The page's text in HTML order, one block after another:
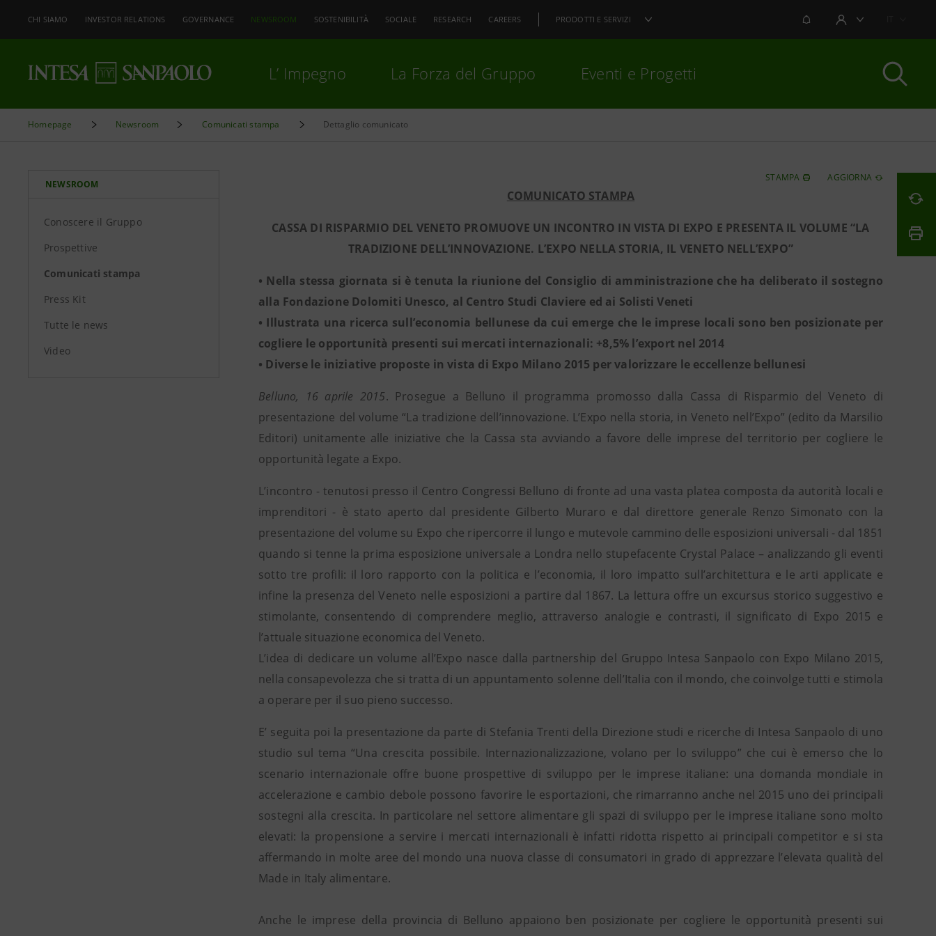
CHI SIAMO INVESTOR RELATIONS GOVERNANCE NEWSROOM SOSTENIBILITÀ SOCIALE RESEARCH CAREERS PRODOTTI E SERVIZI NOTIFICHEAREA UTENTE
L’ Impegno La Forza del Gruppo Eventi e Progetti
Homepage Newsroom Comunicati stampa Dettaglio comunicato
NEWSROOM
Conoscere il Gruppo
Prospettive
Comunicati stampa
Press Kit
Tutte le news
Video
STAMPA AGGIORNA
COMUNICATO STAMPA
CASSA DI RISPARMIO DEL VENETO PROMUOVE UN INCONTRO IN VISTA DI EXPO E PRESENTA IL VOLUME “LA
TRADIZIONE DELL’INNOVAZIONE. L’EXPO NELLA STORIA, IL VENETO NELL’EXPO”
• Nella stessa giornata si è tenuta la riunione del Consiglio di amministrazione che ha deliberato il sostegno
alla Fondazione Dolomiti Unesco, al Centro Studi Claviere ed ai Solisti Veneti
• Illustrata una ricerca sull’economia bellunese da cui emerge che le imprese locali sono ben posizionate per
cogliere le opportunità presenti sui mercati internazionali: +8,5% l’export nel 2014
• Diverse le iniziative proposte in vista di Expo Milano 2015 per valorizzare le eccellenze bellunesi
Belluno, 16 aprile 2015. Prosegue a Belluno il programma promosso dalla Cassa di Risparmio del Veneto di
presentazione del volume “La tradizione dell’innovazione. L’Expo nella storia, in Veneto nell’Expo” (edito da Marsilio
Editori) unitamente alle iniziative che la Cassa sta avviando a favore delle imprese del territorio per cogliere le
opportunità legate a Expo.
L’incontro - tenutosi presso il Centro Congressi Belluno di fronte ad una vasta platea composta da autorità locali e
imprenditori - è stato aperto dal presidente Gilberto Muraro e dal direttore generale Renzo Simonato con la
presentazione del volume su Expo che ripercorre il lungo e mutevole cammino delle esposizioni universali - dal 1851
quando si tenne la prima esposizione universale a Londra nello stupefacente Crystal Palace – analizzando gli eventi
sotto tre profili: il loro rapporto con la politica e l’economia, il loro impatto sull’architettura e le arti applicate e
infine la presenza del Veneto nelle esposizioni a partire dal 1867. La lettura offre un excursus storico suggestivo e
stimolante, consentendo di comprendere meglio, attraverso analogie e contrasti, il significato di Expo 2015 e
l’attuale situazione economica del Veneto.
L’idea di dedicare un volume all’Expo nasce dalla partnership del Gruppo Intesa Sanpaolo con Expo Milano 2015,
nella consapevolezza che si tratta di un appuntamento solenne dell’Italia con il mondo, che coinvolge tutti e stimola
a operare per il suo pieno successo.
E’ seguita poi la presentazione da parte di Stefania Trenti della Direzione studi e ricerche di Intesa Sanpaolo di uno
studio sul tema “Una crescita possibile. Internazionalizzazione, volano per lo sviluppo” che cui è emerso che lo
scenario internazionale offre buone prospettive di sviluppo per le imprese italiane: una domanda mondiale in
accelerazione e cambio debole possono favorire le esportazioni, che rimarranno anche nel 2015 uno dei principali
sostegni alla crescita. In particolare nel settore alimentare gli spazi di sviluppo per le imprese italiane sono molto
elevati: la propensione a servire i mercati internazionali è infatti ridotta rispetto ai principali competitor e si sta
affermando in molte aree del mondo una nuova classe di consumatori in grado di apprezzare l’elevata qualità del
Made in Italy alimentare.
Anche le imprese della provincia di Belluno appaiono ben posizionate per cogliere le opportunità presenti sui